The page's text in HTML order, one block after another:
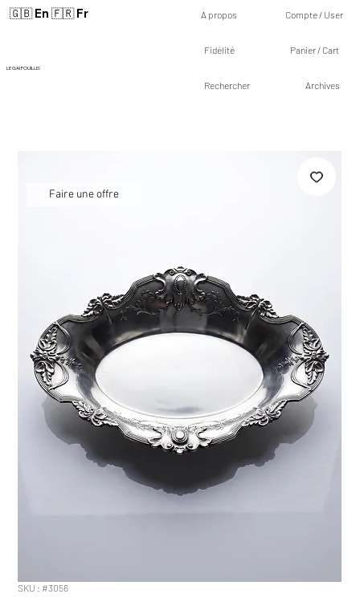
🇬🇧 En 🇫🇷 Fr
LE GAI FOUILLIS
A propos Compte / User
Fidélité Panier / Cart
Rechercher Archives
SKU : #3056
Faire une offre